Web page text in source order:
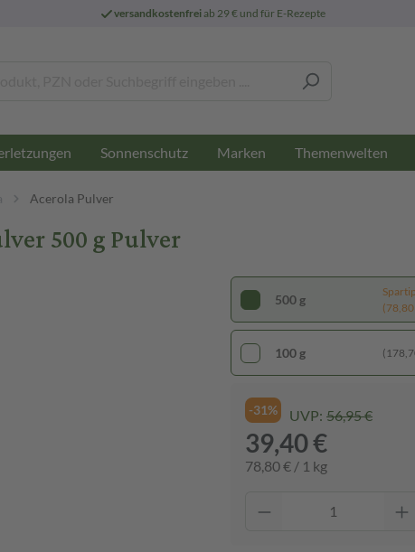
versandkostenfreiab 29 € und für E-Rezepte
Sonnenschutz Marken Themenwelten
Acerola Pulver
500 g Pulver
500 g
(78,80
100 g
-31% UVP: 56,95 €
39,40 €
78,80 € / 1 kg